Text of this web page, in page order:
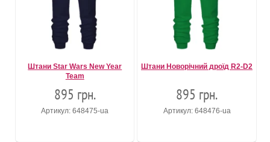
Штани Star Wars New Year
Team
895 грн.
Артикул: 648475-ua
Штани Новорічний дроїд R2-D2
895 грн.
Артикул: 648476-ua